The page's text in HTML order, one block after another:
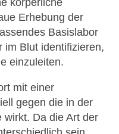
körperliche
Erhebung der
Basislabor
im Blut identifizieren,
einzuleiten.
mit einer
gegen die in der
wirkt. Da die Art der